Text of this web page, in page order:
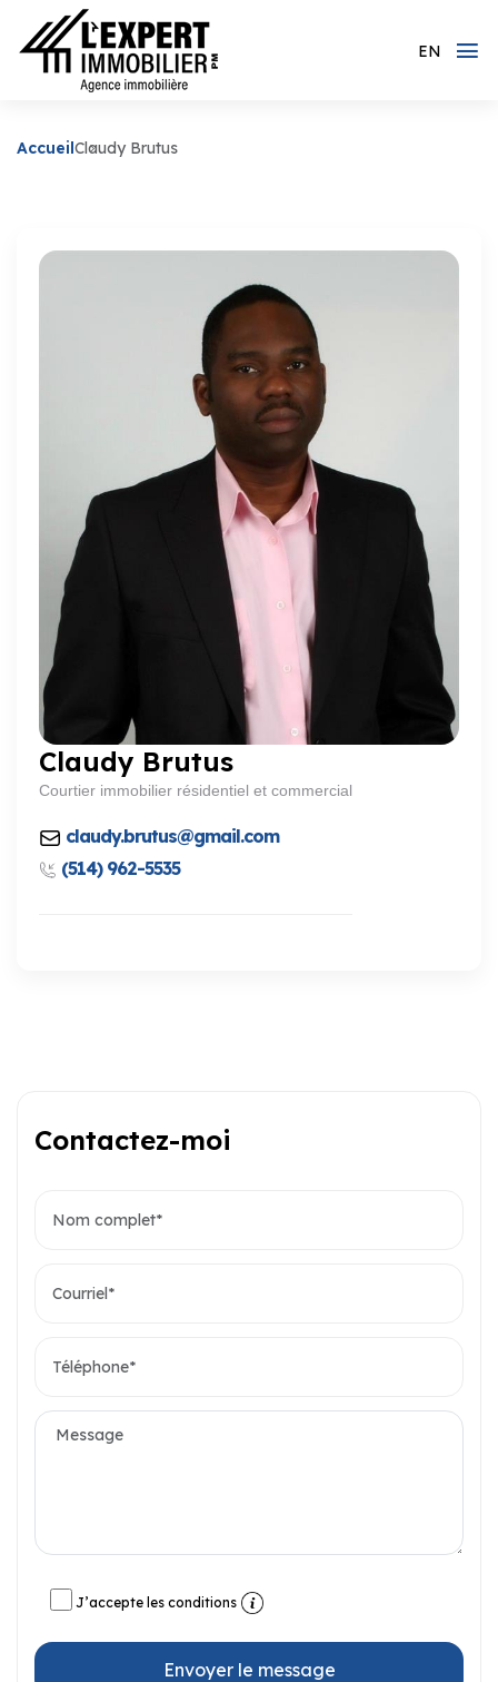
EN
AccueilClaudy Brutus
Claudy Brutus
Courtier immobilier résidentiel et commercial
claudy.brutus@gmail.com
(514) 962-5535
Contactez-moi
J’accepte les conditions
Envoyer le message